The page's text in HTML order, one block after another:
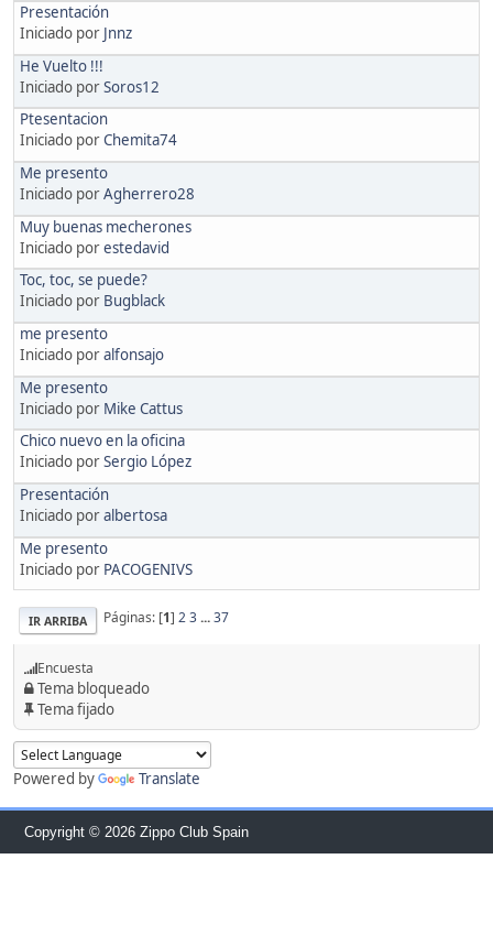
Presentación
Iniciado por Jnnz
He Vuelto !!!
Iniciado porSoros12
Ptesentacion
Iniciado porChemita74
Me presento
Iniciado porAgherrero28
Muy buenas mecherones
Iniciado porestedavid
Toc, toc, se puede?
Iniciado por Bugblack
me presento
Iniciado poralfonsajo
Me presento
Iniciado por Mike Cattus
Chico nuevo en la oficina
Iniciado porSergio López
Presentación
Iniciado poralbertosa
Me presento
Iniciado por PACOGENIVS
IR ARRIBA Páginas: [1] 23...37
Encuesta
Tema bloqueado
Tema fijado
Powered by Translate
Copyright © 2026 Zippo Club Spain